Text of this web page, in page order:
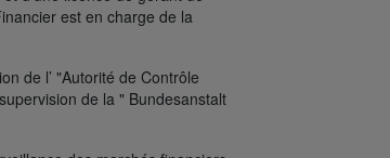
est en charge de la
de l’ "Autorité de Contrôle
de la " Bundesanstalt